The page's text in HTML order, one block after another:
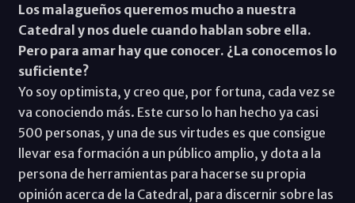
Los malagueños queremos mucho a nuestra
Catedral y nos duele cuando hablan sobre ella.
Pero para amar hay que conocer. ¿La conocemos lo
suficiente?
Yo soy optimista, y creo que, por fortuna, cada vez se
va conociendo más. Este curso lo han hecho ya casi
500 personas, y una de sus virtudes es que consigue
llevar esa formación a un público amplio, y dota a la
persona de herramientas para hacerse su propia
opinión acerca de la Catedral, para discernir sobre las